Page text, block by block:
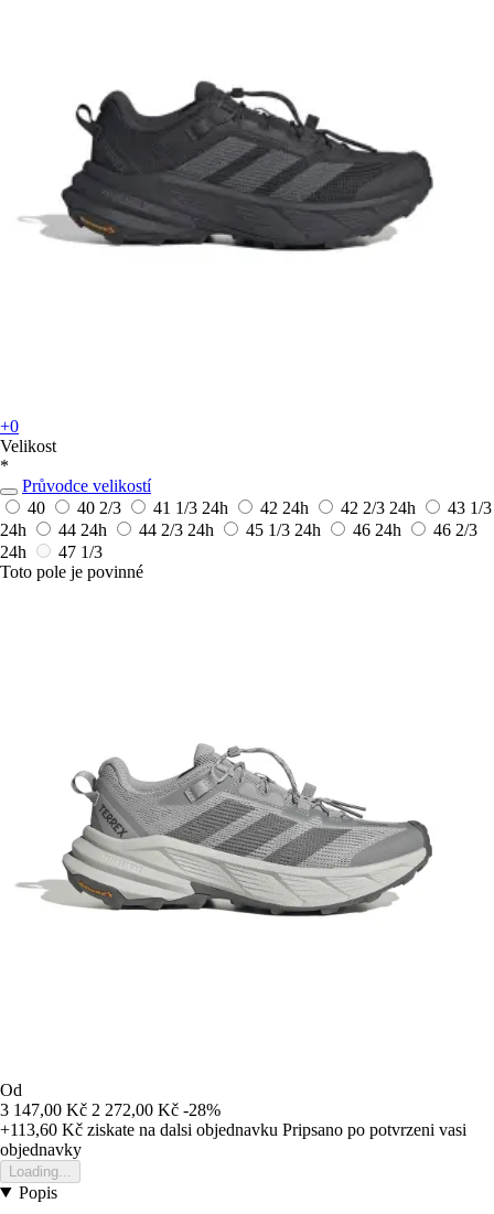
+0
Velikost
*
Průvodce velikostí
40
40 2/3 41 1/3 24h 42 24h 42 2/3 24h
43 1/3
24h
44 24h 44 2/3 24h 45 1/3 24h 46 24h
46 2/3
24h
47 1/3
Toto pole je povinné
Od
3 147,00 Kč 2 272,00 Kč -28%
+113,60 Kč ziskate na dalsi objednavku Pripsano po potvrzeni vasi
objednavky
Loading...
Popis